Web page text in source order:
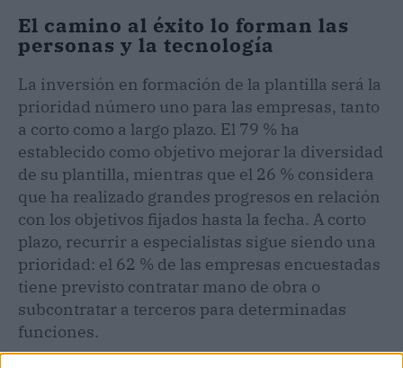
El camino al éxito lo forman las
personas y la tecnología
La inversión en formación de la plantilla será la
prioridad número uno para las empresas, tanto
a corto como a largo plazo. El 79 % ha
establecido como objetivo mejorar la diversidad
de su plantilla, mientras que el 26 % considera
que ha realizado grandes progresos en relación
con los objetivos fijados hasta la fecha. A corto
plazo, recurrir a especialistas sigue siendo una
prioridad: el 62 % de las empresas encuestadas
tiene previsto contratar mano de obra o
subcontratar a terceros para determinadas
funciones.